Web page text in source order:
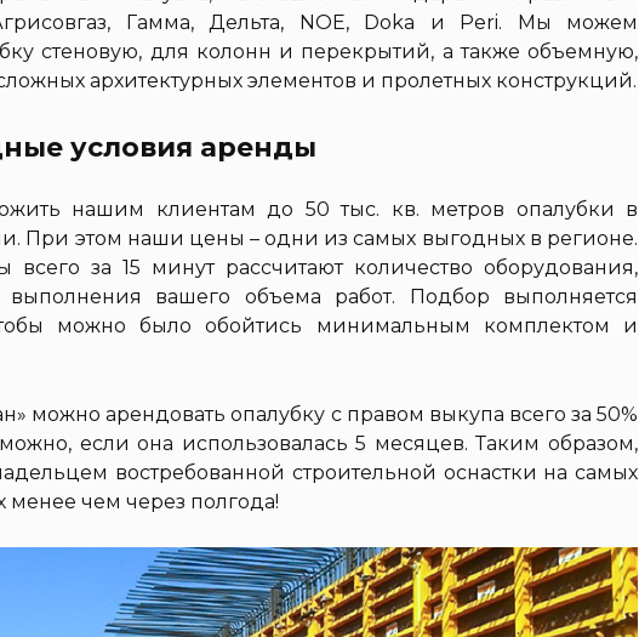
Гамма, Дельта, NOE, Doka и Peri. Мы можем
стеновую, для колонн и перекрытий, а также объемную,
архитектурных элементов и пролетных конструкций.
условия аренды
нашим клиентам до 50 тыс. кв. метров опалубки в
При этом наши цены – одни из самых выгодных в регионе.
всего за 15 минут рассчитают количество оборудования,
вашего объема работ. Подбор выполняется
можно было обойтись минимальным комплектом и
можно арендовать опалубку с правом выкупа всего за 50%
если она использовалась 5 месяцев. Таким образом,
востребованной строительной оснастки на самых
менее чем через полгода!